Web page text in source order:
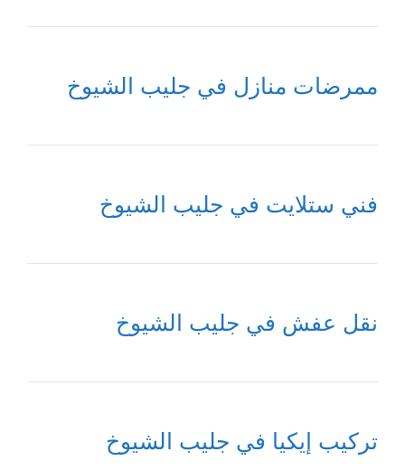
ممرضات منازل في جليب الشيوخ
فني ستلايت في جليب الشيوخ
نقل عفش في جليب الشيوخ
تركيب إيكيا في جليب الشيوخ